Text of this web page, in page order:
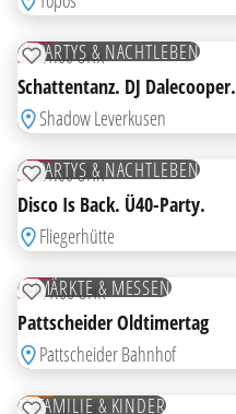
PARTYS & NACHTLEBEN
ZUR MERKLISTE HINZUFÜGEN
SA21:00 UHR
Schattentanz. DJ Dalecooper.
Shadow Leverkusen
22
PARTYS & NACHTLEBEN
ZUR MERKLISTE HINZUFÜGEN
SA21:00 UHR
Disco Is Back. Ü40-Party.
Fliegerhütte
23
MÄRKTE & MESSEN
ZUR MERKLISTE HINZUFÜGEN
SO11:00 UHR
Pattscheider Oldtimertag
Pattscheider Bahnhof
HIGHLIGHT
23
FAMILIE & KINDER